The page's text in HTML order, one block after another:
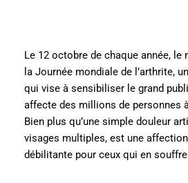
Le 12 octobre de chaque année,
la Journée mondiale de l’arthrite,
qui vise à sensibiliser le grand
affecte des millions de personnes
Bien plus qu’une simple douleur
visages multiples, est une
débilitante pour ceux qui en